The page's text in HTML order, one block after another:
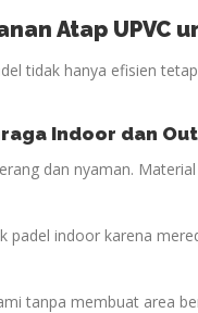
Atap UPVC
tidak hanya efisien
Indoor dan
dan nyaman.
padel indoor karena
tanpa membuat area